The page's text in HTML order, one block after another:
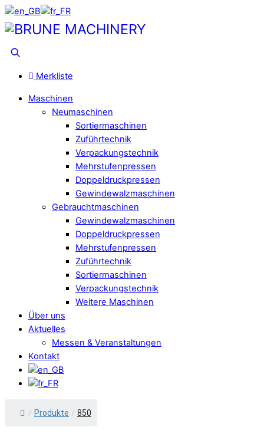
Skip
to
content
Menu
Merkliste
Maschinen
Neumaschinen
Sortiermaschinen
Zuführtechnik
Verpackungstechnik
Mehrstufenpressen
Doppeldruckpressen
Gewindewalzmaschinen
Gebrauchtmaschinen
Gewindewalzmaschinen
Doppeldruckpressen
Mehrstufenpressen
Zuführtechnik
Sortiermaschinen
Verpackungstechnik
Weitere Maschinen
Über uns
Aktuelles
Messen & Veranstaltungen
Kontakt
/ Produkte / 850